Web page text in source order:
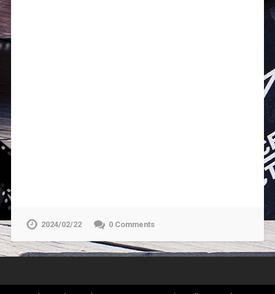
2024/02/22 0 Comments